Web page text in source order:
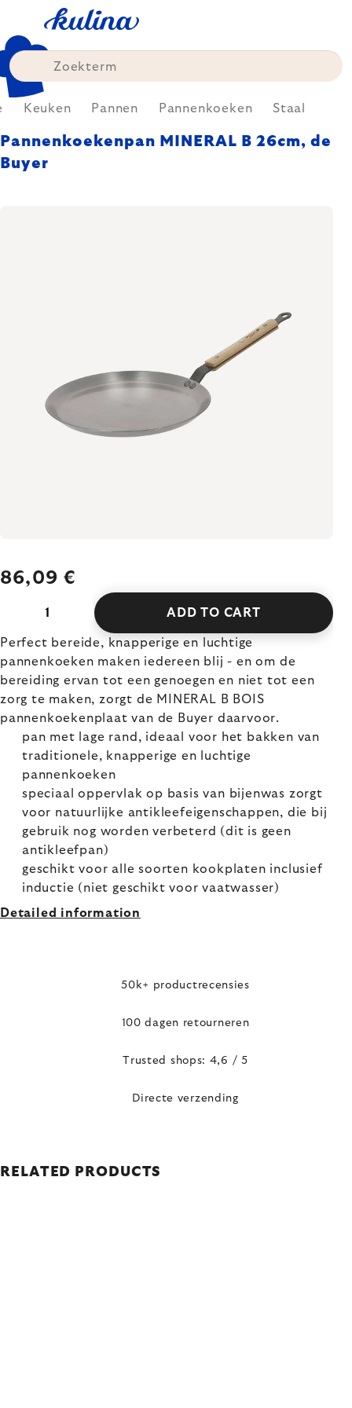
content
Keuken Pannen Pannenkoeken Staal
Pannenkoekenpan MINERAL B 26cm, de
Buyer
86,09 €
ADD TO CART
Perfect bereide, knapperige en luchtige
pannenkoeken maken iedereen blij - en om de
bereiding ervan tot een genoegen en niet tot een
zorg te maken, zorgt de MINERAL B BOIS
pannenkoekenplaat van de Buyer daarvoor.
pan met lage rand, ideaal voor het bakken van
traditionele, knapperige en luchtige
pannenkoeken
speciaal oppervlak op basis van bijenwas zorgt
voor natuurlijke antikleefeigenschappen, die bij
gebruik nog worden verbeterd (dit is geen
antikleefpan)
geschikt voor alle soorten kookplaten inclusief
inductie (niet geschikt voor vaatwasser)
Detailed information
50k+ productrecensies
100 dagen retourneren
Trusted shops: 4,6 / 5
Directe verzending
RELATED PRODUCTS